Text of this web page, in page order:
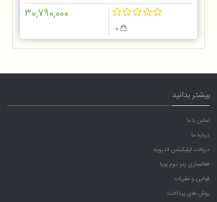
30,790,000
بیشتر بدانید
تماس با ما
درباره ما
دریافت اپلیکیشن اندروید
فعالسازی رمز دوم پویا
قوانین و مقررات
روش های پرداخت